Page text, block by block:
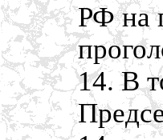
РФ на
14. В